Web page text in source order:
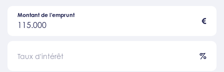
115.000
Montant de l'emprunt
€
Taux d'intérêt %